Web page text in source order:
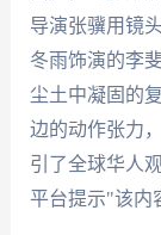
导演张骥用镜
冬雨饰演的李
尘土中凝固的
边的动作张力
引了全球华人
平台提示"该内